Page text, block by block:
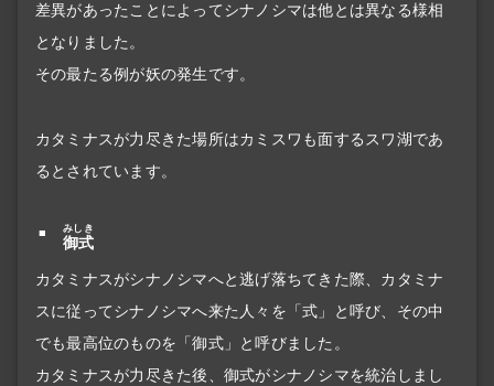
差異があったことによってシナノシマは他とは異なる様相
となりました。
その最たる例が妖の発生です。
カタミナスが力尽きた場所はカミスワも面するスワ湖であ
るとされています。
御式
みしき
カタミナスがシナノシマへと逃げ落ちてきた際、カタミナ
スに従ってシナノシマへ来た人々を「式」と呼び、その中
でも最高位のものを「御式」と呼びました。
カタミナスが力尽きた後、御式がシナノシマを統治しまし